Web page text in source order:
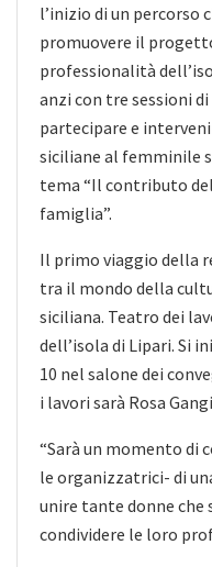
l’inizio di un
promuovere il
professionalità
anzi con tre sessioni
partecipare e
siciliane al femminile
tema “Il contributo
famiglia”.
Il primo viaggio della
tra il mondo della
siciliana. Teatro dei
dell’isola di Lipari. Si
10 nel salone dei
i lavori sarà Rosa
“Sarà un momento di
le organizzatrici- di
unire tante donne che
condividere le loro